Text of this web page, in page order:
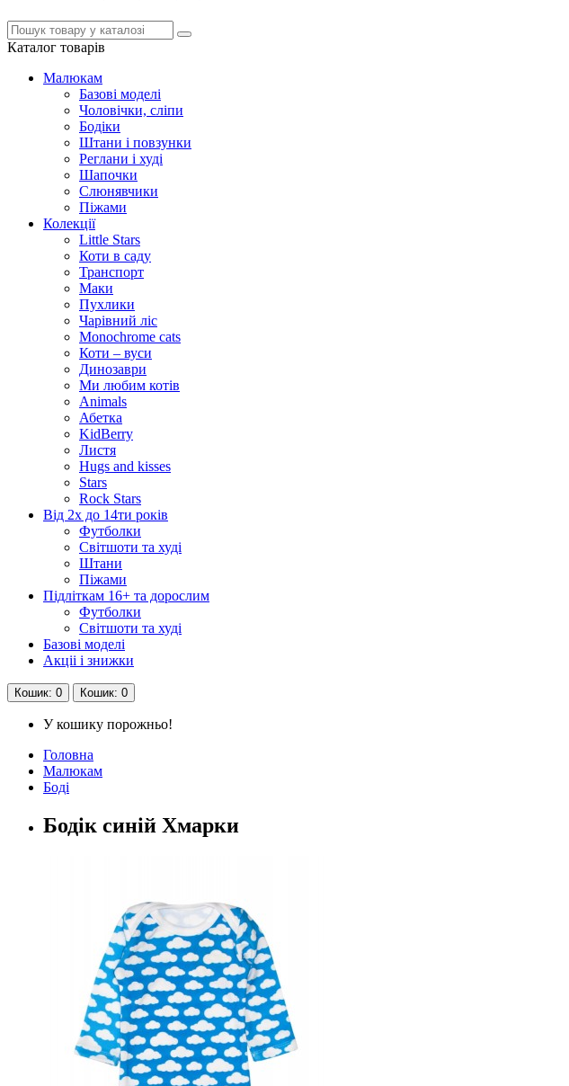
Каталог товарів
Малюкам
Базові моделі
Чоловічки, сліпи
Бодіки
Штани і повзунки
Реглани і худі
Шапочки
Слюнявчики
Піжами
Колекції
Little Stars
Коти в саду
Транспорт
Маки
Пухлики
Чарівний ліс
Monochrome cats
Коти – вуси
Динозаври
Ми любим котів
Animals
Абетка
KidBerry
Листя
Hugs and kisses
Stars
Rock Stars
Від 2х до 14ти років
Футболки
Світшоти та худі
Штани
Піжами
Підліткам 16+ та дорослим
Футболки
Світшоти та худі
Базові моделі
Акціі і знижки
Кошик: 0 Кошик: 0
У кошику порожньо!
Головна
Малюкам
Боді
Бодік синій Хмарки